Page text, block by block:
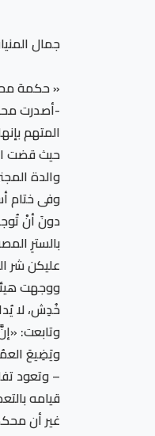
جمال
« حكمة
-أصدرت
المتهم
حيث قضت
والدة
وفى ختام
دونَ أنْ
بالسترِ
عليكن شر
ووجهت
خُدِش، لا
وتابعت:
ويَضِيعَ
قيامه